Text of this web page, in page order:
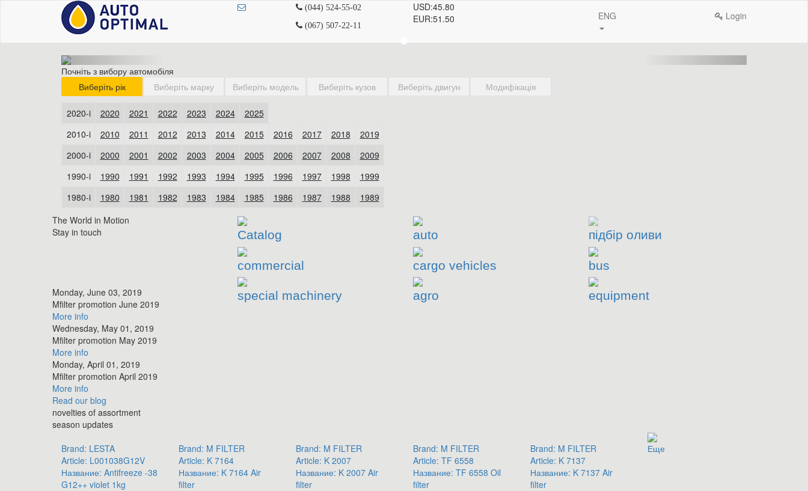
(044) 524-55-02
(067) 507-22-11
USD:45.80
EUR:51.50 ENG Login
Почніть з вибору автомобіля
The World in Motion
Stay in touch
Monday, June 03, 2019
​Mfilter promotion June 2019
More info
Wednesday, May 01, 2019
​Mfilter promotion May 2019
More info
Monday, April 01, 2019
​Mfilter promotion April 2019
More info
Read our blog
Catalog auto підбір оливи
commercial cargo vehicles bus
special machinery agro equipment
novelties of assortment
season updates
Brand: LESTA
Article: L001038G12V
Название: Antifreeze -38
G12++ violet 1kg
Brand: M FILTER
Article: K 7164
Название: K 7164 Air
filter
Brand: M FILTER
Article: K 2007
Название: K 2007 Air
filter
Brand: M FILTER
Article: TF 6558
Название: TF 6558 Oil
filter
Brand: M FILTER
Article: K 7137
Название: K 7137 Air
filter
Еще